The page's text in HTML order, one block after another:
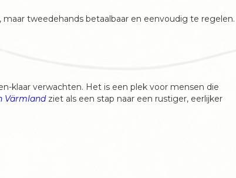
tweedehands betaalbaar en eenvoudig te regelen.
klaar verwachten. Het is een plek voor mensen die
Värmlandziet als een stap naar een rustiger, eerlijker